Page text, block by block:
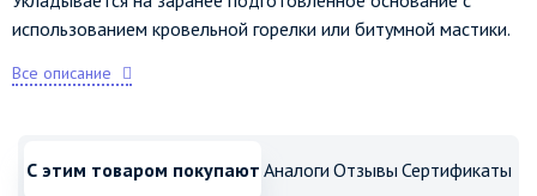
использованием кровельной горелки или битумной мастики.
Все описание
С этим товаром покупают Аналоги Отзывы Сертификаты